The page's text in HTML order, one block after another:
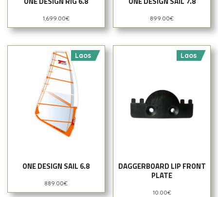
1,699.00€ 899.00€
Laos
ONE DESIGN SAIL 6.8
889.00€
Laos
DAGGERBOARD LIP FRONT
PLATE
10.00€